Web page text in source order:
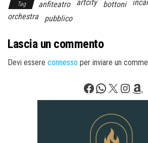
Tag anfiteatro artcity bottoni
orchestra
pubblico
Lascia un commento
Devi essere connesso per inviare un
Facebook
WhatsApp
X